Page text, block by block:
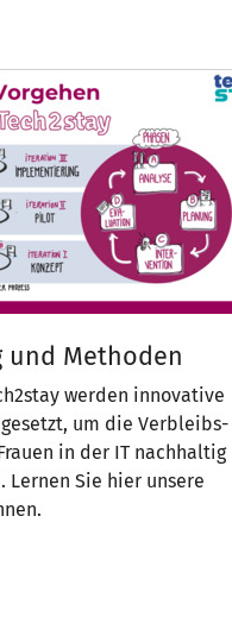
und Methoden
werden innovative
um die Verbleibs-
in der IT nachhaltig
Lernen Sie hier unsere